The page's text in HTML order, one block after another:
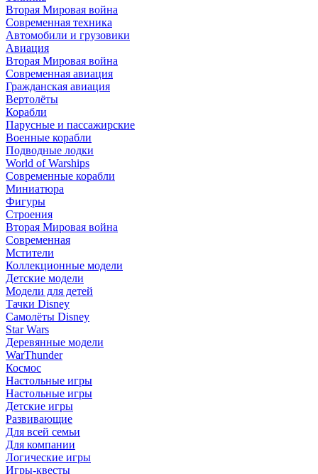
Вторая Мировая война
Современная техника
Автомобили и грузовики
Авиация
Вторая Мировая война
Современная авиация
Гражданская авиация
Вертолёты
Корабли
Парусные и пассажирские
Военные корабли
Подводные лодки
World of Warships
Современные корабли
Миниатюра
Фигуры
Строения
Вторая Мировая война
Современная
Мстители
Коллекционные модели
Детские модели
Модели для детей
Тачки Disney
Самолёты Disney
Star Wars
Деревянные модели
WarThunder
Космос
Настольные игры
Настольные игры
Детские игры
Развивающие
Для всей семьи
Для компании
Логические игры
Игры-квесты